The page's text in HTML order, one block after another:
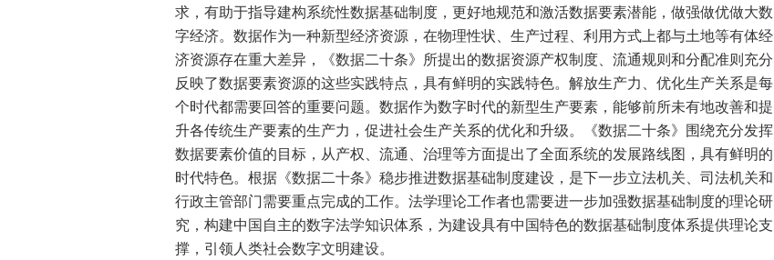
求，有助于指导建构系统性数据基础制度，更好地规范和激活数据要素潜能，做强做优做大数
字经济。数据作为一种新型经济资源，在物理性状、生产过程、利用方式上都与土地等有体经
济资源存在重大差异，《数据二十条》所提出的数据资源产权制度、流通规则和分配准则充分
反映了数据要素资源的这些实践特点，具有鲜明的实践特色。解放生产力、优化生产关系是每
个时代都需要回答的重要问题。数据作为数字时代的新型生产要素，能够前所未有地改善和提
升各传统生产要素的生产力，促进社会生产关系的优化和升级。《数据二十条》围绕充分发挥
数据要素价值的目标，从产权、流通、治理等方面提出了全面系统的发展路线图，具有鲜明的
时代特色。根据《数据二十条》稳步推进数据基础制度建设，是下一步立法机关、司法机关和
行政主管部门需要重点完成的工作。法学理论工作者也需要进一步加强数据基础制度的理论研
究，构建中国自主的数字法学知识体系，为建设具有中国特色的数据基础制度体系提供理论支
撑，引领人类社会数字文明建设。